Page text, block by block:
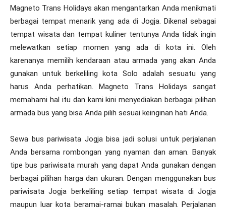
Magneto Trans Holidays akan mengantarkan Anda menikmati
berbagai tempat menarik yang ada di Jogja. Dikenal sebagai
tempat wisata dan tempat kuliner tentunya Anda tidak ingin
melewatkan setiap momen yang ada di kota ini. Oleh
karenanya memilih kendaraan atau armada yang akan Anda
gunakan untuk berkeliling kota Solo adalah sesuatu yang
harus Anda perhatikan. Magneto Trans Holidays sangat
memahami hal itu dan kami kini menyediakan berbagai pilihan
armada bus yang bisa Anda pilih sesuai keinginan hati Anda.
Sewa bus pariwisata Jogja bisa jadi solusi untuk perjalanan
Anda bersama rombongan yang nyaman dan aman. Banyak
tipe bus pariwisata murah yang dapat Anda gunakan dengan
berbagai pilihan harga dan ukuran. Dengan menggunakan bus
pariwisata Jogja berkeliling setiap tempat wisata di Jogja
maupun luar kota beramai-ramai bukan masalah. Perjalanan